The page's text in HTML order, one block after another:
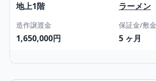
地上1階 ラーメン
造作譲渡金
1,650,000円
保証金/敷金
5 ヶ月